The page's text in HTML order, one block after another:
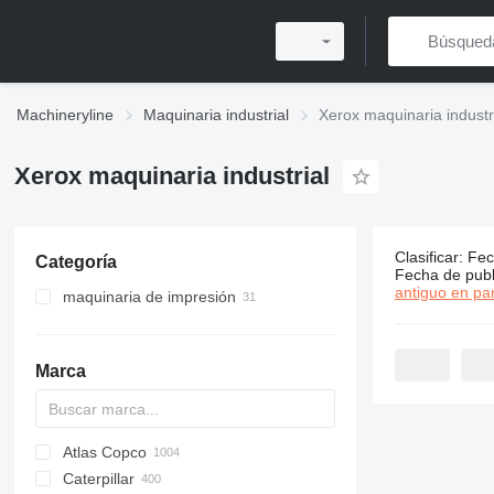
Machineryline Maquinaria industrial Xerox maquinaria
Xerox maquinaria industrial
Categoría
maquinaria de impresión
impresoras multifunción
fotocopiadoras
Marca
PDS
APD
AB
Ensis
Pega
VZ
AG3
Atlas Copco
DrillAir
QAS
PDP
E-series
B-series
BM
GFS
VT
Rover
PA
Airpure
BySprint Fiber
CK
SR
Caterpillar
31
Clasificar:
Fecha de
antiguo en